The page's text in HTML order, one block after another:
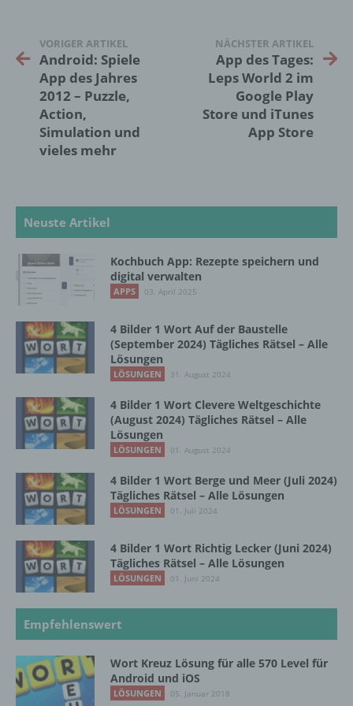
VORIGER ARTIKEL
Android: Spiele
App des Jahres
2012 – Puzzle,
Action,
Simulation und
vieles mehr
NÄCHSTER ARTIKEL
App des Tages:
Leps World 2 im
Google Play
Store und iTunes
App Store
Neuste Artikel
Kochbuch App: Rezepte speichern und
digital verwalten
APPS 03. April 2025
4 Bilder 1 Wort Auf der Baustelle
(September 2024) Tägliches Rätsel – Alle
Lösungen
LÖSUNGEN 31. August 2024
4 Bilder 1 Wort Clevere Weltgeschichte
(August 2024) Tägliches Rätsel – Alle
Lösungen
LÖSUNGEN 01. August 2024
4 Bilder 1 Wort Berge und Meer (Juli 2024)
Tägliches Rätsel – Alle Lösungen
LÖSUNGEN 01. Juli 2024
4 Bilder 1 Wort Richtig Lecker (Juni 2024)
Tägliches Rätsel – Alle Lösungen
LÖSUNGEN 01. Juni 2024
Empfehlenswert
Wort Kreuz Lösung für alle 570 Level für
Android und iOS
LÖSUNGEN 05. Januar 2018
Person freiwillig für den bestimmten Fall in
informierter Weise und unmissverständlich
abgegebene Willensbekundung in Form
einer Erklärung oder einer sonstigen
eindeutigen bestätigenden Handlung, mit der
die betroffene Person zu verstehen gibt, dass
sie mit der Verarbeitung der sie betreffenden
personenbezogenen Daten einverstanden
Name und Anschrift des für die Verarbeitung
Verantwortlichen
Verantwortlicher im Sinne der Datenschutz-
Grundverordnung, sonstiger in den Mitgliedstaaten
der Europäischen Union geltenden
Datenschutzgesetze und anderer Bestimmungen
mit datenschutzrechtlichem Charakter ist die:
InnoMobile GmbH
Schlehenweg 20
18069 Lambrechtshagen
Cookies / SessionStorage / LocalStorage
Die Internetseiten verwenden teilweise so
genannte Cookies, LocalStorage und
SessionStorage. Dies dient dazu, unser Angebot
machen. Local Storage und SessionStorage ist
eine Technologie, mit welcher ihr Browser Daten
abspeichert. Cookies sind Textdateien, welche
über einen Internetbrowser auf einem
Computersystem abgelegt und gespeichert